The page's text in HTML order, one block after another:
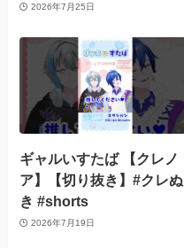
2026年7月25日
ギャルいすたば 【クレノ
ア】【切り抜き】#クレぬ
き #shorts
2026年7月19日